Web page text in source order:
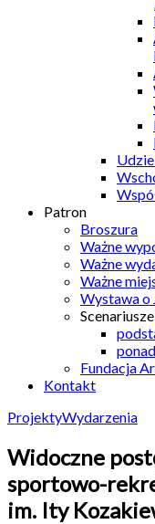
Patron
Broszura
Ważne
Ważne
Ważne
Wystawa o
Fundacja
Kontakt
ProjektyWydarzenia
Widoczne
sportowo-
im. Ity